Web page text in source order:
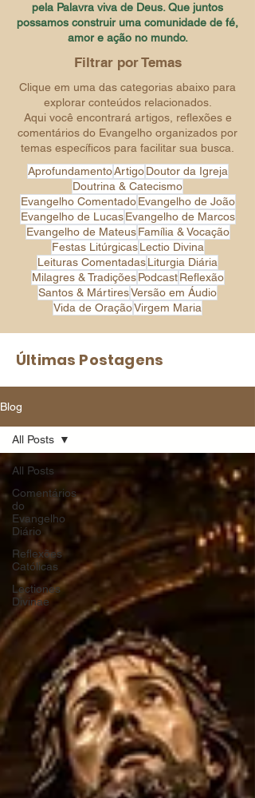
pela Palavra viva de Deus. Que juntos
possamos construir uma comunidade de fé,
amor e ação no mundo.
Filtrar por Temas
Clique em uma das categorias abaixo para
explorar conteúdos relacionados.
Aqui você encontrará artigos, reflexões e
comentários do Evangelho organizados por
temas específicos para facilitar sua busca.
AprofundamentoArtigo Doutor da Igreja
Doutrina & Catecismo
Evangelho Comentado Evangelho de João
Evangelho de Lucas Evangelho de Marcos
Evangelho de Mateus Família & Vocação
Festas Litúrgicas Lectio Divina
Leituras ComentadasLiturgia Diária
Milagres & Tradições Podcast Reflexão
Santos & MártiresVersão em Áudio
Vida de OraçãoVirgem Maria
Últimas Postagens
Blog
All Posts
Comentários
do
Evangelho
Diário
Reflexões
Católicas
Lectiones
Divinae
All Posts